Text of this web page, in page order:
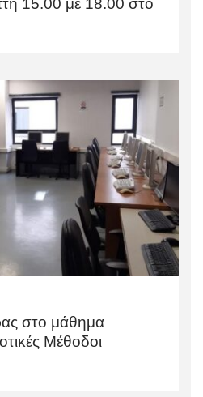
15.00 με 18.00 στο
στο μάθημα
Μέθοδοι